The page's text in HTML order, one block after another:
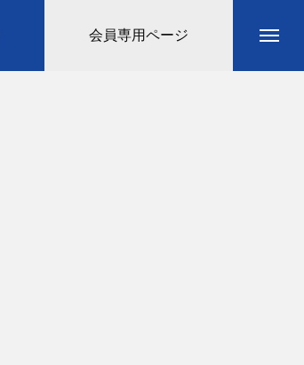
会員専用ページ